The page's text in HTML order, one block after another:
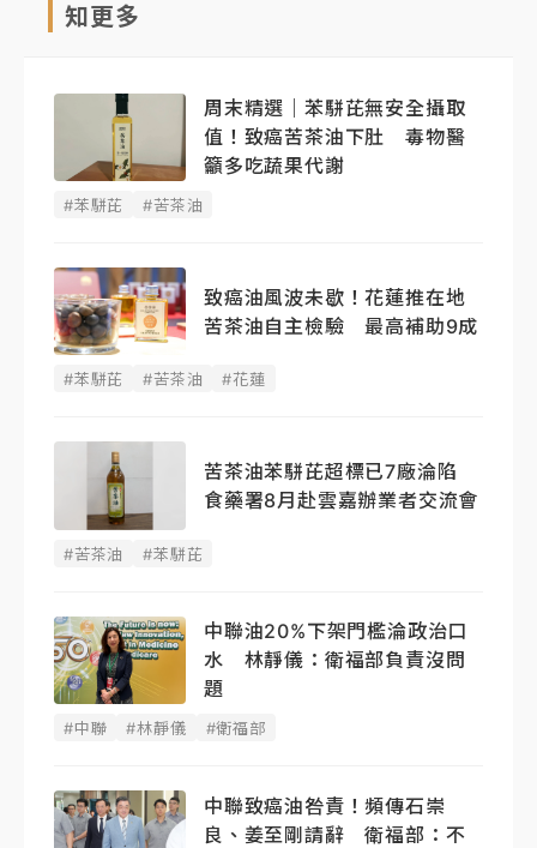
知更多
周末精選｜苯駢芘無安全攝取
值！致癌苦茶油下肚 毒物醫
籲多吃蔬果代謝
#苯駢芘 #苦茶油
致癌油風波未歇！花蓮推在地
苦茶油自主檢驗 最高補助9成
#苯駢芘 #苦茶油 #花蓮
苦茶油苯駢芘超標已7廠淪陷
食藥署8月赴雲嘉辦業者交流會
#苦茶油 #苯駢芘
中聯油20%下架門檻淪政治口
水 林靜儀：衛福部負責沒問
題
#中聯 #林靜儀 #衛福部
中聯致癌油咎責！頻傳石崇
良、姜至剛請辭 衛福部：不